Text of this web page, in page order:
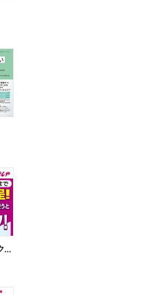
ウエルシアグループ お得なアプリクーポン